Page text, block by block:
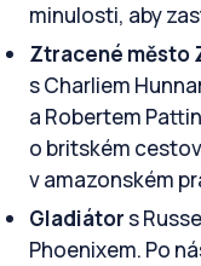
minulosti, aby
Ztracené město
s Charliem
a Robertem
o britském
v amazonském
Gladiátors
Phoenixem. Po